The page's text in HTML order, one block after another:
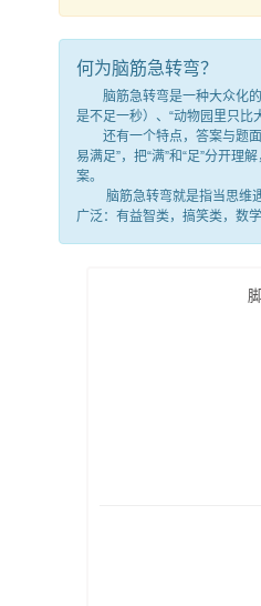
何为脑筋急转弯？
脑筋急转弯是一种大众化的
是不足一秒）、“动物园里只比
还有一个特点，答案与题面
易满足”，把“满”和“足”分开
案。
脑筋急转弯就是指当思维遇
广泛：有益智类，搞笑类，数